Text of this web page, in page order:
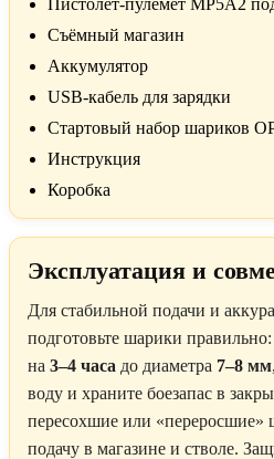
Съёмный магазин
Аккумулятор
USB-кабель для зарядки
Стартовый набор шариков
Инструкция
Коробка
Эксплуатация и
Для стабильной подачи и
подготовьте шарики
на 3–4 часа до диаметра 7–8 мм
воду и храните боезапас в
пересохшие или
подачу в магазине и стволе.